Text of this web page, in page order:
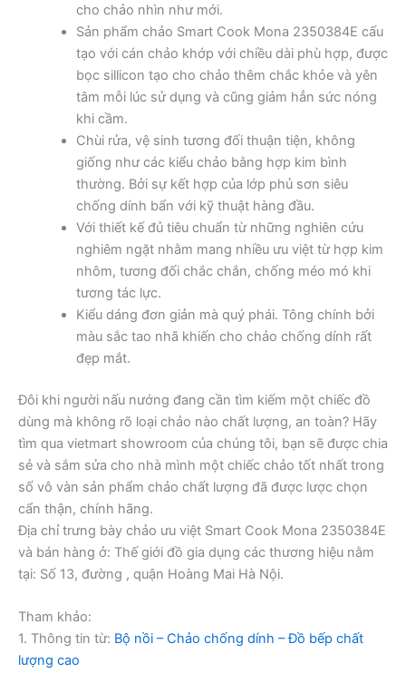
cho chảo nhìn như mới.
Sản phẩm chảo Smart Cook Mona 2350384E cấu
tạo với cán chảo khớp với chiều dài phù hợp, được
bọc sillicon tạo cho chảo thêm chắc khỏe và yên
tâm mỗi lúc sử dụng và cũng giảm hẳn sức nóng
khi cầm.
Chùi rửa, vệ sinh tương đối thuận tiện, không
giống như các kiểu chảo bằng hợp kim bình
thường. Bởi sự kết hợp của lớp phủ sơn siêu
chống dính bẩn với kỹ thuật hàng đầu.
Với thiết kế đủ tiêu chuẩn từ những nghiên cứu
nghiêm ngặt nhằm mang nhiều ưu việt từ hợp kim
nhôm, tương đối chắc chắn, chống méo mó khi
tương tác lực.
Kiểu dáng đơn giản mà quý phái. Tông chính bởi
màu sắc tao nhã khiến cho chảo chống dính rất
đẹp mắt.
Đôi khi người nấu nướng đang cần tìm kiếm một chiếc đồ
dùng mà không rõ loại chảo nào chất lượng, an toàn? Hãy
tìm qua vietmart showroom của chúng tôi, bạn sẽ được chia
sẻ và sắm sửa cho nhà mình một chiếc chảo tốt nhất trong
số vô vàn sản phẩm chảo chất lượng đã được lược chọn
cẩn thận, chính hãng.
Địa chỉ trưng bày chảo ưu việt Smart Cook Mona 2350384E
và bán hàng ở: Thế giới đồ gia dụng các thương hiệu nằm
tại: Số 13, đường , quận Hoàng Mai Hà Nội.
Tham khảo:
1. Thông tin từ: Bộ nồi – Chảo chống dính – Đồ bếp chất
lượng cao